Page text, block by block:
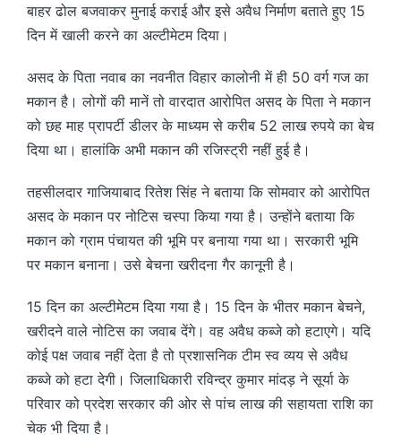
बाहर ढोल बजवाकर मुनाई कराई और इसे अवैध निर्माण बताते हुए 15
दिन में खाली करने का अल्टीमेटम दिया।
असद के पिता नवाब का नवनीत विहार कालोनी में ही 50 वर्ग गज का
मकान है। लोगों की मानें तो वारदात आरोपित असद के पिता ने मकान
को छह माह प्रापर्टी डीलर के माध्यम से करीब 52 लाख रुपये का बेच
दिया था। हालांकि अभी मकान की रजिस्ट्री नहीं हुई है।
तहसीलदार गाजियाबाद रितेश सिंह ने बताया कि सोमवार को आरोपित
असद के मकान पर नोटिस चस्पा किया गया है। उन्होंने बताया कि
मकान को ग्राम पंचायत की भूमि पर बनाया गया था। सरकारी भूमि
पर मकान बनाना। उसे बेचना खरीदना गैर कानूनी है।
15 दिन का अल्टीमेटम दिया गया है। 15 दिन के भीतर मकान बेचने,
खरीदने वाले नोटिस का जवाब देंगे। वह अवैध कब्जे को हटाएगे। यदि
कोई पक्ष जवाब नहीं देता है तो प्रशासनिक टीम स्व व्यय से अवैध
कब्जे को हटा देगी। जिलाधिकारी रविन्द्र कुमार मांदड़ ने सूर्या के
परिवार को प्रदेश सरकार की ओर से पांच लाख की सहायता राशि का
चेक भी दिया है।